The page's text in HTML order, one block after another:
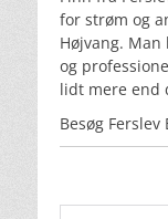
for strøm og
Højvang.
og
lidt mere end
Besøg Ferslev